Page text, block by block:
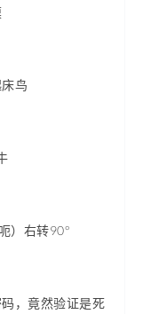
鸟
）右转90°
，竟然验证是死